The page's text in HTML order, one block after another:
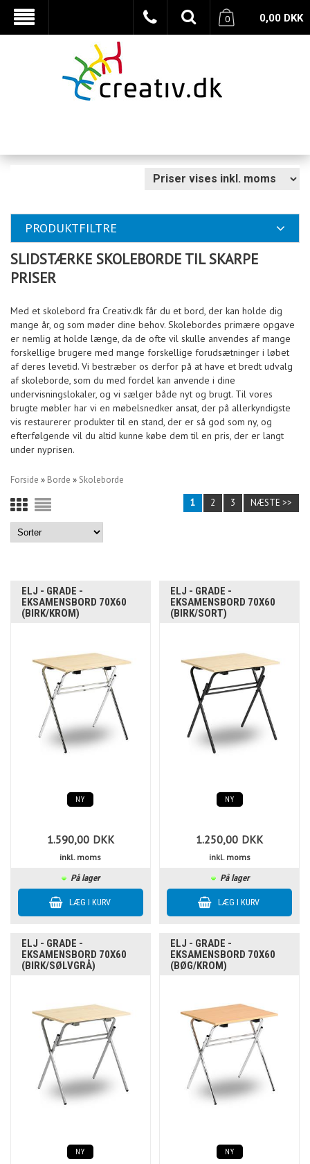
0,00 DKK
0
PRODUKTFILTRE
SLIDSTÆRKE SKOLEBORDE TIL SKARPE
PRISER
Med et skolebord fra Creativ.dk får du et bord, der kan holde dig
mange år, og som møder dine behov. Skolebordes primære opgave
er nemlig at holde længe, da de ofte vil skulle anvendes af mange
forskellige brugere med mange forskellige forudsætninger i løbet
af deres levetid. Vi bestræber os derfor på at have et bredt udvalg
af skoleborde, som du med fordel kan anvende i dine
undervisningslokaler, og vi sælger både nyt og brugt. Til vores
brugte møbler har vi en møbelsnedker ansat, der på allerkyndigste
vis restaurerer produkter til en stand, der er så god som ny, og
efterfølgende vil du altid kunne købe dem til en pris, der er langt
under nyprisen.
Forside » Borde » Skoleborde
1
2 3 NÆSTE >>
ELJ - GRADE -
EKSAMENSBORD 70X60
(BIRK/KROM)
NY
1.590,00 DKK
inkl. moms
På lager
ELJ - GRADE -
EKSAMENSBORD 70X60
(BIRK/SORT)
NY
1.250,00 DKK
inkl. moms
På lager
ELJ - GRADE -
EKSAMENSBORD 70X60
(BIRK/SØLVGRÅ)
NY
ELJ - GRADE -
EKSAMENSBORD 70X60
(BØG/KROM)
NY